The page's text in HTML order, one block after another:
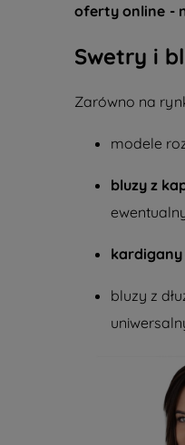
oferty online -
Swetry i
Zarówno na
modele
bluzy z
bluzy z